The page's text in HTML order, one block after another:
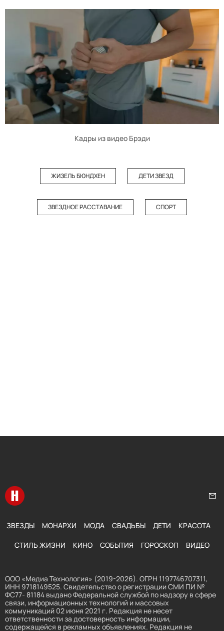
Кадры из видео Брэди
ЖИЗЕЛЬ БЮНДХЕН ДЕТИ ЗВЕЗД
ЗВЕЗДНОЕ РАССТАВАНИЕ СПОРТ
Перейти на главную
ЗВЕЗДЫ МОНАРХИ МОДА СВАДЬБЫ ДЕТИ КРАСОТА
СТИЛЬ ЖИЗНИ КИНО СОБЫТИЯ ГОРОСКОП ВИДЕО
ООО «Медиа Технология» (2019-2026). ОГРН 1197746707311,
ИНН 9718149525. Свидетельство о регистрации СМИ ПИ №
ФС77- 81184 выдано Федеральной службой по надзору в сфере
связи, информационных технологий и массовых
коммуникаций 02 июня 2021 г. Редакция не несет
ответственности за достоверность информации,
содержащейся в рекламных объявлениях. Редакция не